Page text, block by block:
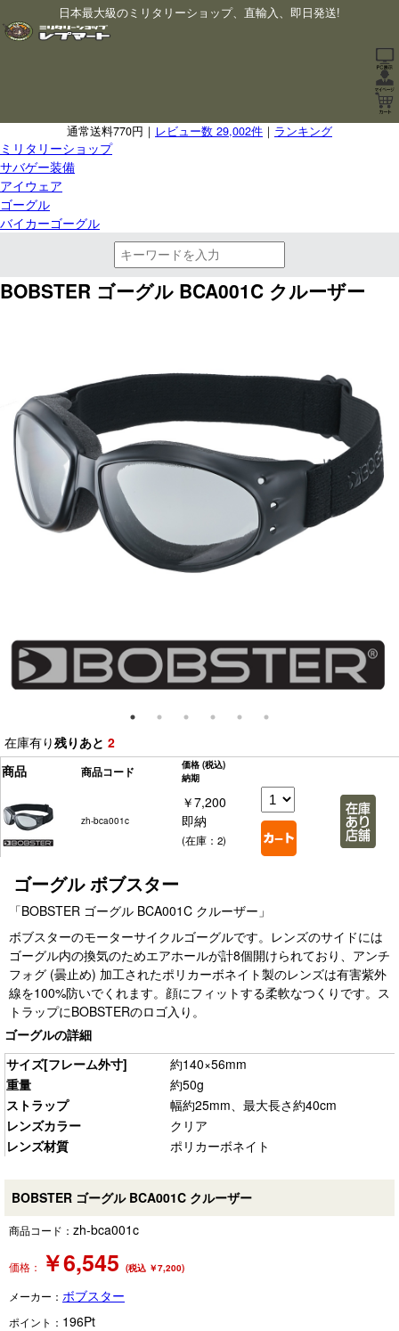
日本最大級のミリタリーショップ、直輸入、即日発送!
通常送料770円｜ レビュー数 29,002件 ｜ ランキング
ミリタリーショップ
サバゲー装備
アイウェア
ゴーグル
バイカーゴーグル
BOBSTER ゴーグル BCA001C クルーザー
在庫有り残りあと 2
商品
商品コード 価格 (税込)
納期
zh-bca001c
￥7,200
即納
(在庫：2)
ゴーグル ボブスター
「BOBSTER ゴーグル BCA001C クルーザー」
ボブスターのモーターサイクルゴーグルです。レンズのサイドには
ゴーグル内の換気のためエアホールが計8個開けられており、アンチ
フォグ (曇止め) 加工されたポリカーボネイト製のレンズは有害紫外
線を100%防いでくれます。顔にフィットする柔軟なつくりです。ス
トラップにBOBSTERのロゴ入り。
ゴーグルの詳細
サイズ[フレーム外寸]
約140×56mm
重量
約50g
ストラップ
幅約25mm、最大長さ約40cm
レンズカラー
クリア
レンズ材質
ポリカーボネイト
BOBSTER ゴーグル BCA001C クルーザー
商品コード： zh-bca001c
価格： ￥6,545 (税込 ￥7,200)
メーカー： ボブスター
ポイント： 196Pt